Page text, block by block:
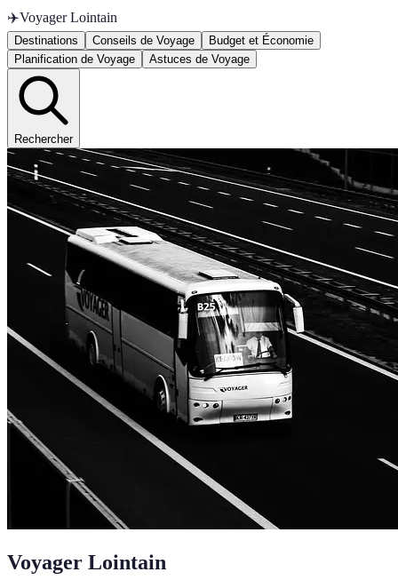
✈️Voyager Lointain
Destinations Conseils de Voyage
Budget et Économie
Planification de Voyage
Astuces de Voyage
Rechercher
Voyager Lointain